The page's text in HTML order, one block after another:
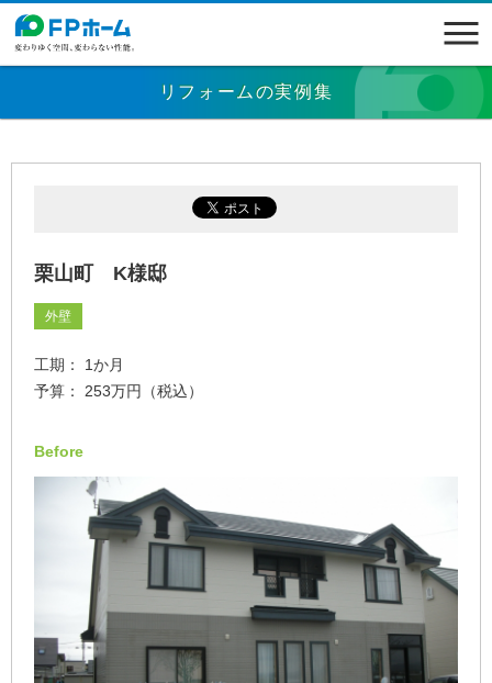
リフォームの実例集
栗山町 K様邸
外壁
工期： 1か月
予算： 253万円（税込）
Before